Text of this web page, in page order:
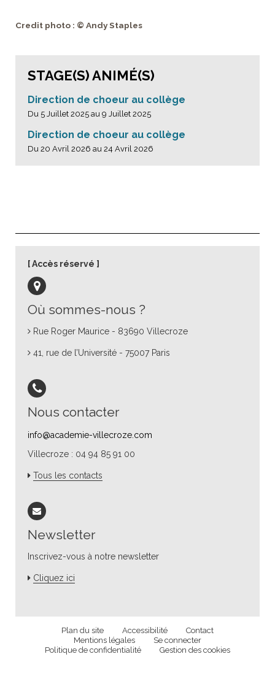
Credit photo : © Andy Staples
STAGE(S) ANIMÉ(S)
Direction de choeur au collège
Du 5 Juillet 2025 au 9 Juillet 2025
Direction de choeur au collège
Du 20 Avril 2026 au 24 Avril 2026
Où sommes-nous ?
Rue Roger Maurice - 83690 Villecroze
41, rue de l’Université - 75007 Paris
Nous contacter
info@academie-villecroze.com
Villecroze : 04 94 85 91 00
Tous les contacts
Newsletter
Inscrivez-vous à notre newsletter
Cliquez ici
Accès réservé
Plan du site Accessibilité
Contact
Mentions légales
Se connecter
Politique de confidentialité
Gestion des cookies